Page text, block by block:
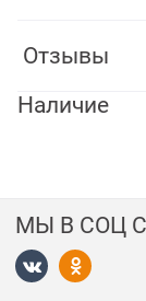
Отзывы
Наличие
МЫ В СОЦ